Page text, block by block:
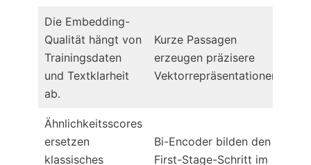
Die Embedding-
Qualität hängt von
Trainingsdaten
und Textklarheit
ab.
Kurze Passagen
erzeugen präzisere
Vektorrepräsentationen.
Ähnlichkeitsscores
ersetzen
klassisches
Bi-Encoder bilden den
First-Stage-Schritt im